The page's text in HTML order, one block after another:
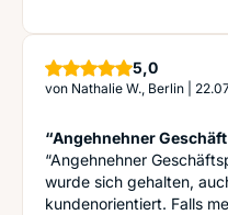
5,0Sterne
von Nathalie W., Berlin
“Angehnehner
“Angehnehner
wurde sich gehalten,
kundenorientiert. Falls